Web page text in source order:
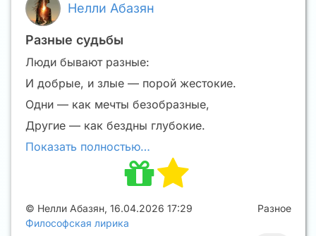
Нелли Абазян
Разные судьбы
Люди бывают разные:
И добрые, и злые — порой жестокие.
Одни — как мечты безобразные,
Другие — как бездны глубокие.
Показать полностью…
© Нелли Абазян, 16.04.2026 17:29
Философская лирика
Разное